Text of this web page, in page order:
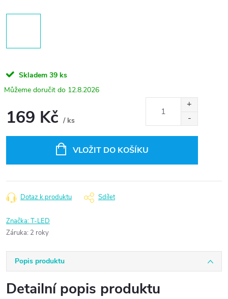
Skladem 39 ks
12.8.2026
169 Kč / ks
VLOŽIT DO KOŠÍKU
Dotaz k produktu Sdílet
Značka:T-LED
Záruka: 2 roky
Popis produktu
Detailní popis produktu